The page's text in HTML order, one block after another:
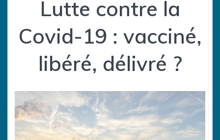
Lutte contre la
Covid-19 : vacciné,
libéré, délivré ?